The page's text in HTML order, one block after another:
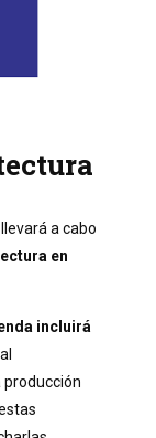
a cabo
en
incluirá
producción